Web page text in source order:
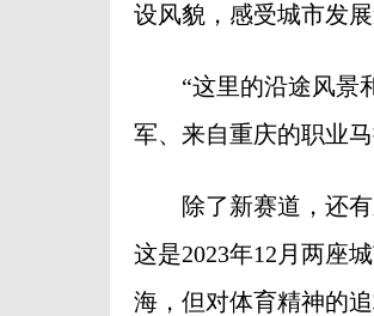
设风貌，感受城市发展
“这里的沿途风景和
军、来自重庆的职业
除了新赛道，还有
这是2023年12月两座
海，但对体育精神的